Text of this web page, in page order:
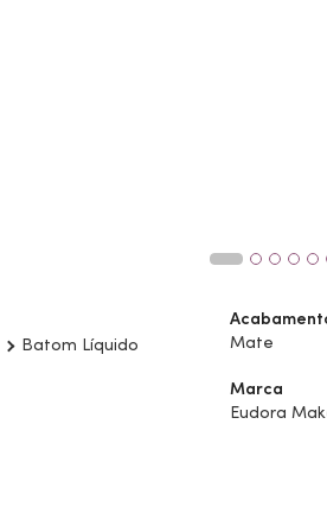
Batom Líquido
Mate
Marca
Eudora